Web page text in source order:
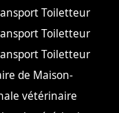
Toiletteur
Toiletteur
Toiletteur
de Maison-
vétérinaire